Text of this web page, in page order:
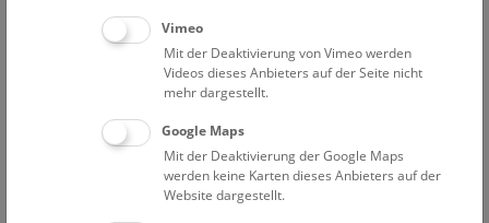
Eine Nacht im Museum
Vimeo
Mit der Deaktivierung von Vimeo werden
Videos dieses Anbieters auf der Seite nicht
mehr dargestellt.
Google Maps
Mit der Deaktivierung der Google Maps
werden keine Karten dieses Anbieters auf der
Website dargestellt.